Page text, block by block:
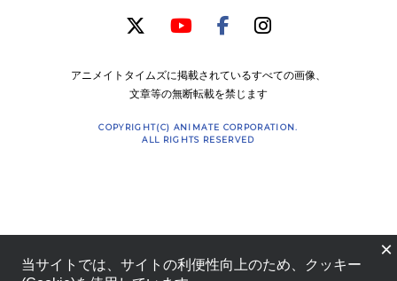
アニメイトタイムズに掲載されているすべての画像、
文章等の無断転載を禁じます
COPYRIGHT(C) ANIMATE CORPORATION.
ALL RIGHTS RESERVED
×
当サイトでは、サイトの利便性向上のため、クッキー